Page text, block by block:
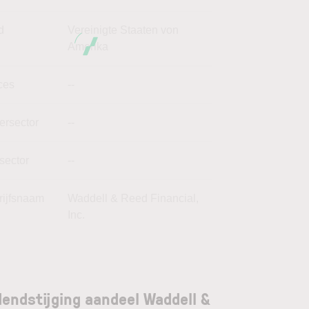
Vereinigte Staaten von
Amerika
aandeel Waddell &